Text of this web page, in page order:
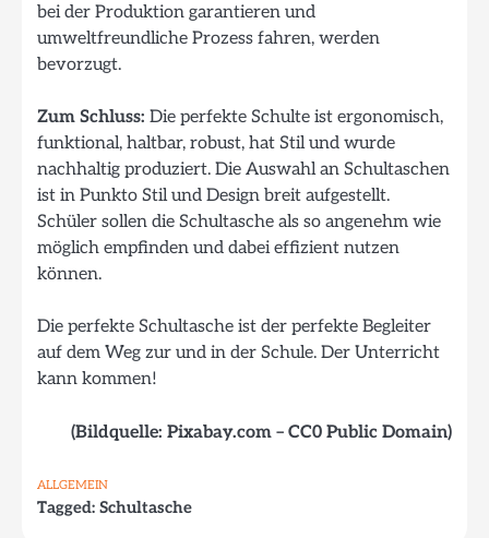
bei der Produktion garantieren und
umweltfreundliche Prozess fahren, werden
bevorzugt.
Zum Schluss: Die perfekte Schulte ist ergonomisch,
funktional, haltbar, robust, hat Stil und wurde
nachhaltig produziert. Die Auswahl an Schultaschen
ist in Punkto Stil und Design breit aufgestellt.
Schüler sollen die Schultasche als so angenehm wie
möglich empfinden und dabei effizient nutzen
können.
Die perfekte Schultasche ist der perfekte Begleiter
auf dem Weg zur und in der Schule. Der Unterricht
kann kommen!
(Bildquelle: Pixabay.com – CC0 Public Domain)
ALLGEMEIN
Tagged: Schultasche